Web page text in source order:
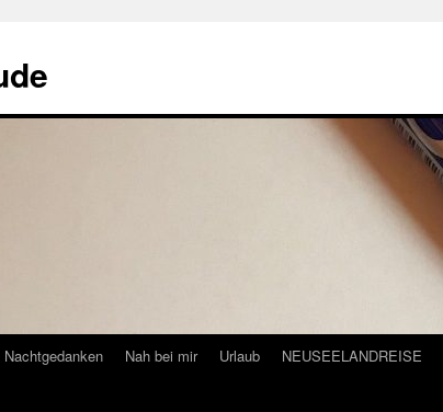
Nachtgedanken Nah bei mir Urlaub NEUSEELANDREISE